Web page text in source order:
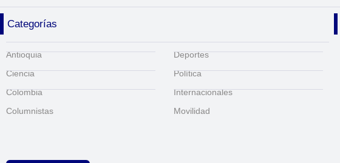
Categorías
Antioquia
Ciencia
Colombia
Columnistas
Deportes
Política
Internacionales
Movilidad